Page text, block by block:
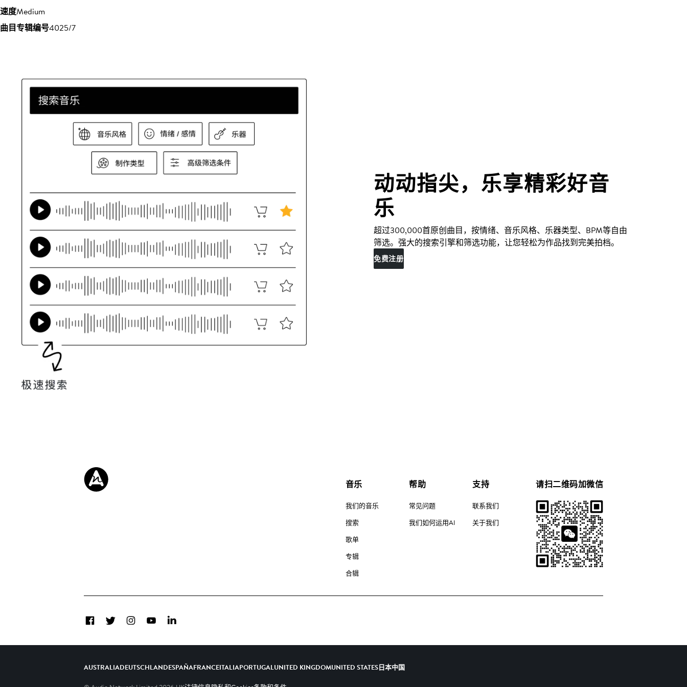
速度Medium
曲目专辑编号4025/7
动动指尖，乐享精彩好音
乐
超过300,000首原创曲目，按情绪、音乐风格、乐器类型、BPM等自由
筛选。强大的搜索引擎和筛选功能，让您轻松为作品找到完美拍档。
免费注册
音乐
我们的音乐
搜索
歌单
专辑
合辑
帮助
常见问题
我们如何运用AI
支持
联系我们
关于我们
请扫二维码加微信
FacebookTwitterInstagramYouTubeLinkedIn
AUSTRALIADEUTSCHLANDESPAÑAFRANCEITALIAPORTUGALUNITED KINGDOMUNITED STATES日本中国